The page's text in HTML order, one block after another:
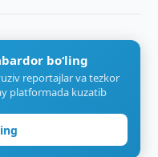
bo‘ling
reportajlar va tezkor
platformada kuzatib